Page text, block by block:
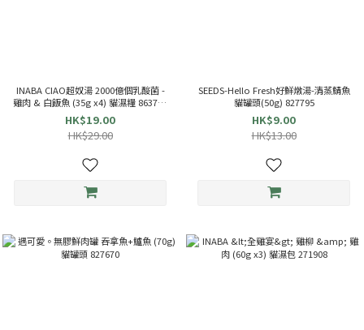
INABA CIAO超奴湯 2000億個乳酸菌 -
雞肉 & 白飯魚 (35g x4) 貓濕糧 863714
TCR-144
HK$19.00
HK$29.00
SEEDS-Hello Fresh好鮮燉湯-清蒸鯖魚
貓罐頭(50g) 827795
HK$9.00
HK$13.00